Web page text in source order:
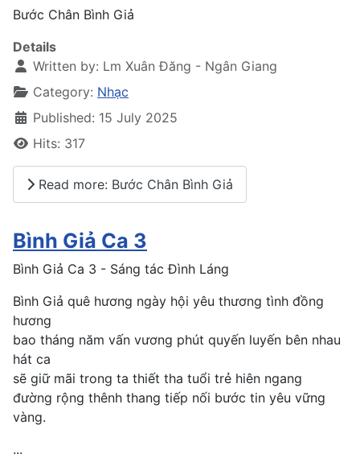
Bước Chân Bình Giả
Details
Written by: Lm Xuân Đăng - Ngân Giang
Category: Nhạc
Published: 15 July 2025
Hits: 317
Read more: Bước Chân Bình Giả
Bình Giả Ca 3
Bình Giả Ca 3 - Sáng tác Đình Láng
Bình Giả quê hương ngày hội yêu thương tình đồng
hương
bao tháng năm vấn vương phút quyến luyến bên nhau
hát ca
sẽ giữ mãi trong ta thiết tha tuổi trẻ hiên ngang
đường rộng thênh thang tiếp nối bước tin yêu vững
vàng.
...